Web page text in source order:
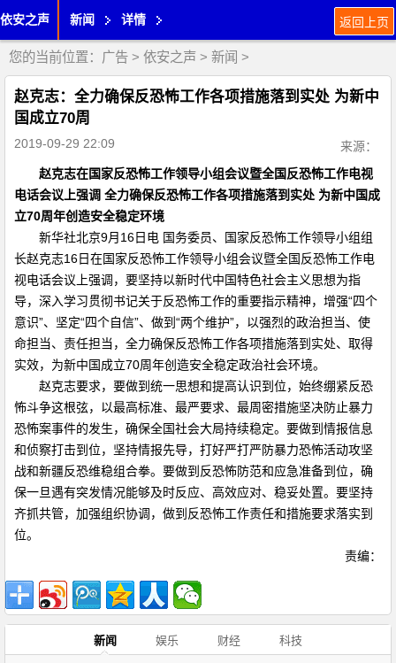
依安之声 新闻 详情 返回上页
您的当前位置： 广告 > 依安之声 > 新闻 >
赵克志：全力确保反恐怖工作各项措施落到实处 为新中
国成立70周
2019-09-29 22:09
来源：
赵克志在国家反恐怖工作领导小组会议暨全国反恐怖工作电视
电话会议上强调 全力确保反恐怖工作各项措施落到实处 为新中国成
立70周年创造安全稳定环境
新华社北京9月16日电 国务委员、国家反恐怖工作领导小组组
长赵克志16日在国家反恐怖工作领导小组会议暨全国反恐怖工作电
视电话会议上强调，要坚持以新时代中国特色社会主义思想为指
导，深入学习贯彻书记关于反恐怖工作的重要指示精神，增强“四个
意识”、坚定“四个自信”、做到“两个维护”，以强烈的政治担当、使
命担当、责任担当，全力确保反恐怖工作各项措施落到实处、取得
实效，为新中国成立70周年创造安全稳定政治社会环境。
赵克志要求，要做到统一思想和提高认识到位，始终绷紧反恐
怖斗争这根弦，以最高标准、最严要求、最周密措施坚决防止暴力
恐怖案事件的发生，确保全国社会大局持续稳定。要做到情报信息
和侦察打击到位，坚持情报先导，打好严打严防暴力恐怖活动攻坚
战和新疆反恐维稳组合拳。要做到反恐怖防范和应急准备到位，确
保一旦遇有突发情况能够及时反应、高效应对、稳妥处置。要坚持
齐抓共管，加强组织协调，做到反恐怖工作责任和措施要求落实到
位。
责编：
新闻 娱乐 财经 科技